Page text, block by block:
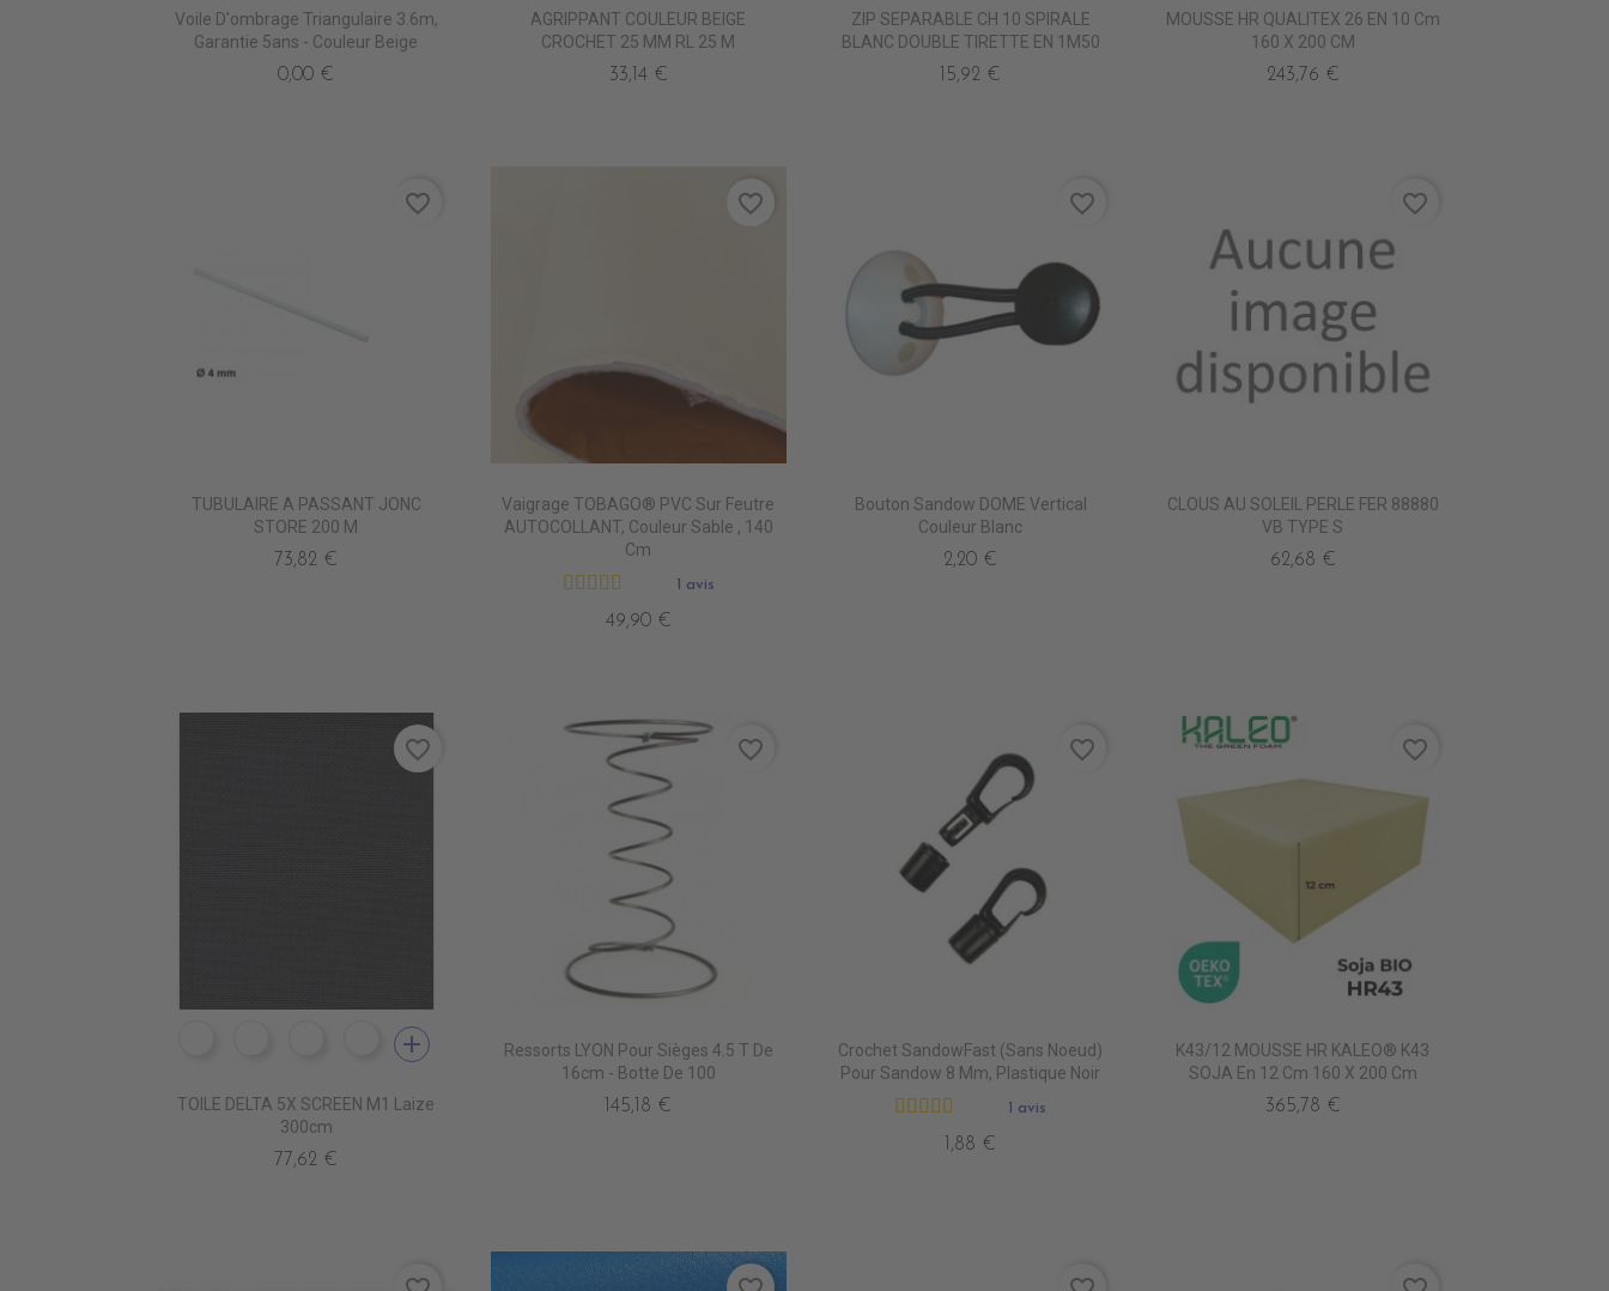
Voile D'ombrage Triangulaire 3.6m,
Garantie 5ans - Couleur Beige
0,00 €
AGRIPPANT COULEUR BEIGE
CROCHET 25 MM RL 25 M
33,14 €
ZIP SEPARABLE CH 10 SPIRALE
BLANC DOUBLE TIRETTE EN 1M50
15,92 €
MOUSSE HR QUALITEX 26 EN 10 Cm
160 X 200 CM
243,76 €
TUBULAIRE A PASSANT JONC
STORE 200 M
73,82 €
favorite_border
Vaigrage TOBAGO® PVC Sur Feutre
AUTOCOLLANT, Couleur Sable , 140
Cm
1 avis
49,90 €
favorite_border
Bouton Sandow DOME Vertical
Couleur Blanc
2,20 €
favorite_border
CLOUS AU SOLEIL PERLE FER 88880
VB TYPE S
62,68 €
favorite_border
PS9603 PEGMA
PS9602 PERLEPS9608 ANTHRACITE
add
TOILE DELTA 5X SCREEN M1 Laize
300cm
77,62 €
favorite_border
Ressorts LYON Pour Sièges 4.5 T De
16cm - Botte De 100
145,18 €
favorite_border
Crochet SandowFast (sans Noeud)
Pour Sandow 8 Mm, Plastique Noir
1 avis
1,88 €
favorite_border
K43/12 MOUSSE HR KALEO® K43
SOJA En 12 Cm 160 X 200 Cm
365,78 €
favorite_border